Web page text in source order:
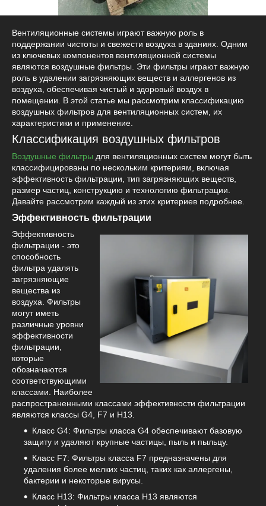
Вентиляционные системы играют важную роль в
поддержании чистоты и свежести воздуха в зданиях. Одним
из ключевых компонентов вентиляционной системы
являются воздушные фильтры. Эти фильтры играют важную
роль в удалении загрязняющих веществ и аллергенов из
воздуха, обеспечивая чистый и здоровый воздух в
помещении. В этой статье мы рассмотрим классификацию
воздушных фильтров для вентиляционных систем, их
характеристики и применение.
Классификация воздушных фильтров
Воздушные фильтры для вентиляционных систем могут быть
классифицированы по нескольким критериям, включая
эффективность фильтрации, тип загрязняющих веществ,
размер частиц, конструкцию и технологию фильтрации.
Давайте рассмотрим каждый из этих критериев подробнее.
Эффективность фильтрации
Эффективность
фильтрации - это
способность
фильтра удалять
загрязняющие
вещества из
воздуха. Фильтры
могут иметь
различные уровни
эффективности
фильтрации,
которые
обозначаются
соответствующими
классами. Наиболее
распространенными классами эффективности фильтрации
являются классы G4, F7 и H13.
Класс G4: Фильтры класса G4 обеспечивают базовую
защиту и удаляют крупные частицы, пыль и пыльцу.
Класс F7: Фильтры класса F7 предназначены для
удаления более мелких частиц, таких как аллергены,
бактерии и некоторые вирусы.
Класс H13: Фильтры класса H13 являются